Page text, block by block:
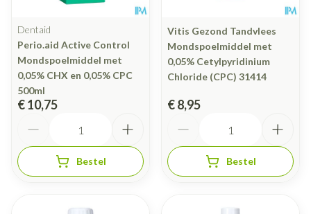
Dentaid
Perio.aid Active Control
Mondspoelmiddel met
0,05% CHX en 0,05% CPC
500ml
€ 10,75
Bestel
Vitis Gezond Tandvlees
Mondspoelmiddel met
0,05% Cetylpyridinium
Chloride (CPC) 31414
€ 8,95
Bestel